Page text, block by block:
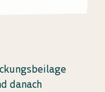
danach